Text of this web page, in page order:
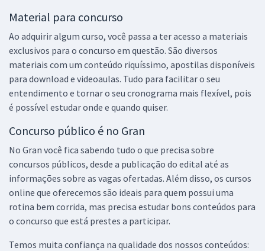
Material para concurso
Ao adquirir algum curso, você passa a ter acesso a materiais
exclusivos para o concurso em questão. São diversos
materiais com um conteúdo riquíssimo, apostilas disponíveis
para download e videoaulas. Tudo para facilitar o seu
entendimento e tornar o seu cronograma mais flexível, pois
é possível estudar onde e quando quiser.
Concurso público é no Gran
No Gran você fica sabendo tudo o que precisa sobre
concursos públicos, desde a publicação do edital até as
informações sobre as vagas ofertadas. Além disso, os cursos
online que oferecemos são ideais para quem possui uma
rotina bem corrida, mas precisa estudar bons conteúdos para
o concurso que está prestes a participar.
Temos muita confiança na qualidade dos nossos conteúdos: